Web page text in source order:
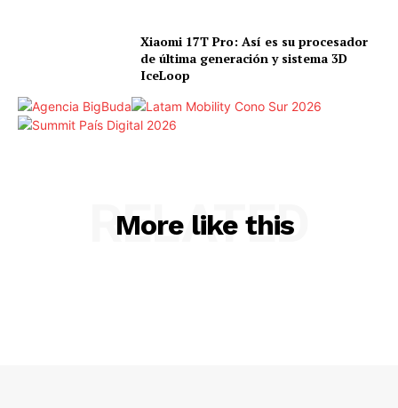
Xiaomi 17T Pro: Así es su procesador
de última generación y sistema 3D
IceLoop
More like this
RELATED